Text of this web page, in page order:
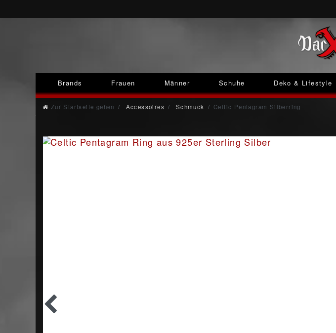
Brands Frauen Männer Schuhe Deko & Lifestyle
Zur Startseite gehen Accessoires Schmuck Celtic Pentagram Silberring